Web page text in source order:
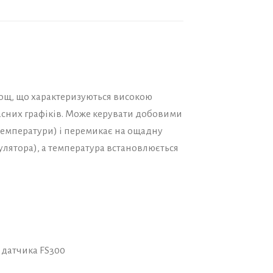
що характеризуються високою
графіків. Може керувати добовими
i перемикає на ощадну
а температура встановлюється
FS300